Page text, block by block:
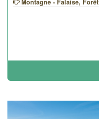
Montagne - Falaise, Forêt